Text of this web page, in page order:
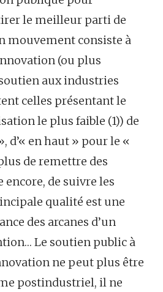
le meilleur parti de
mouvement consiste à
(ou plus
aux industries
celles présentant le
le plus faible (1)) de
d’« en haut » pour le «
de remettre des
de suivre les
qualité est une
des arcanes d’un
Le soutien public à
ne peut plus être
postindustriel, il ne